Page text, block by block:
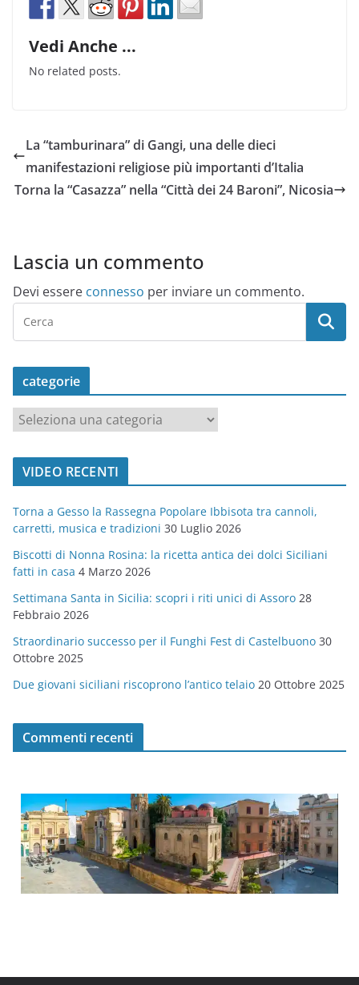
Vedi Anche ...
No related posts.
La “tamburinara” di Gangi, una delle dieci
manifestazioni religiose più importanti d’Italia
Torna la “Casazza” nella “Città dei 24 Baroni”, Nicosia
Lascia un commento
Devi essere connesso per inviare un commento.
categorie
a
t
o
r
i
e
VIDEO RECENTI
Torna a Gesso la Rassegna Popolare Ibbisota tra cannoli,
carretti, musica e tradizioni 30 Luglio 2026
Biscotti di Nonna Rosina: la ricetta antica dei dolci Siciliani
fatti in casa 4 Marzo 2026
Settimana Santa in Sicilia: scopri i riti unici di Assoro 28
Febbraio 2026
Straordinario successo per il Funghi Fest di Castelbuono 30
Ottobre 2025
Due giovani siciliani riscoprono l’antico telaio 20 Ottobre 2025
Commenti recenti